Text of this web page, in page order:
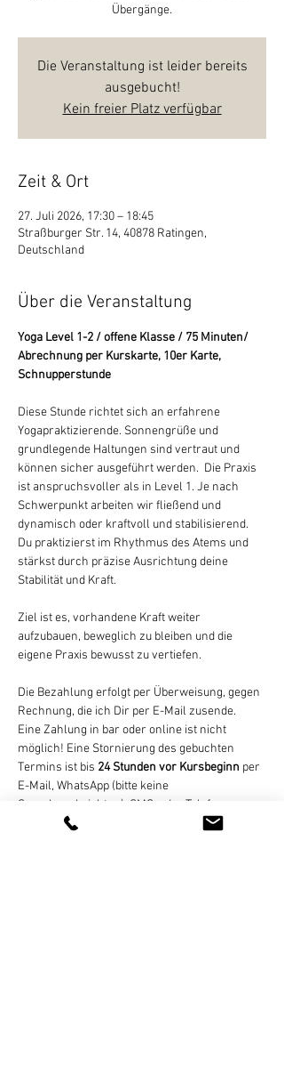
Übergänge.
Die Veranstaltung ist leider bereits
ausgebucht!
Kein freier Platz verfügbar
Zeit & Ort
27. Juli 2026, 17:30 – 18:45
Straßburger Str. 14, 40878 Ratingen,
Deutschland
Über die Veranstaltung
Yoga Level 1-2 / offene Klasse / 75 Minuten/
Abrechnung per Kurskarte, 10er Karte,
Schnupperstunde
Diese Stunde richtet sich an erfahrene
Yogapraktizierende. Sonnengrüße und
grundlegende Haltungen sind vertraut und
können sicher ausgeführt werden.  Die Praxis
ist anspruchsvoller als in Level 1. Je nach
Schwerpunkt arbeiten wir fließend und
dynamisch oder kraftvoll und stabilisierend.
Du praktizierst im Rhythmus des Atems und
stärkst durch präzise Ausrichtung deine
Stabilität und Kraft.
Ziel ist es, vorhandene Kraft weiter
aufzubauen, beweglich zu bleiben und die
eigene Praxis bewusst zu vertiefen.
Die Bezahlung erfolgt per Überweisung, gegen
Rechnung, die ich Dir per E-Mail zusende.
Eine Zahlung in bar oder online ist nicht
möglich! Eine Stornierung des gebuchten
Termins ist bis 24 Stunden vor Kursbeginn per
E-Mail, WhatsApp (bitte keine
Sprachnachrichten), SMS, oder Telefon
kostenlos möglich. Bei zu später Absage oder